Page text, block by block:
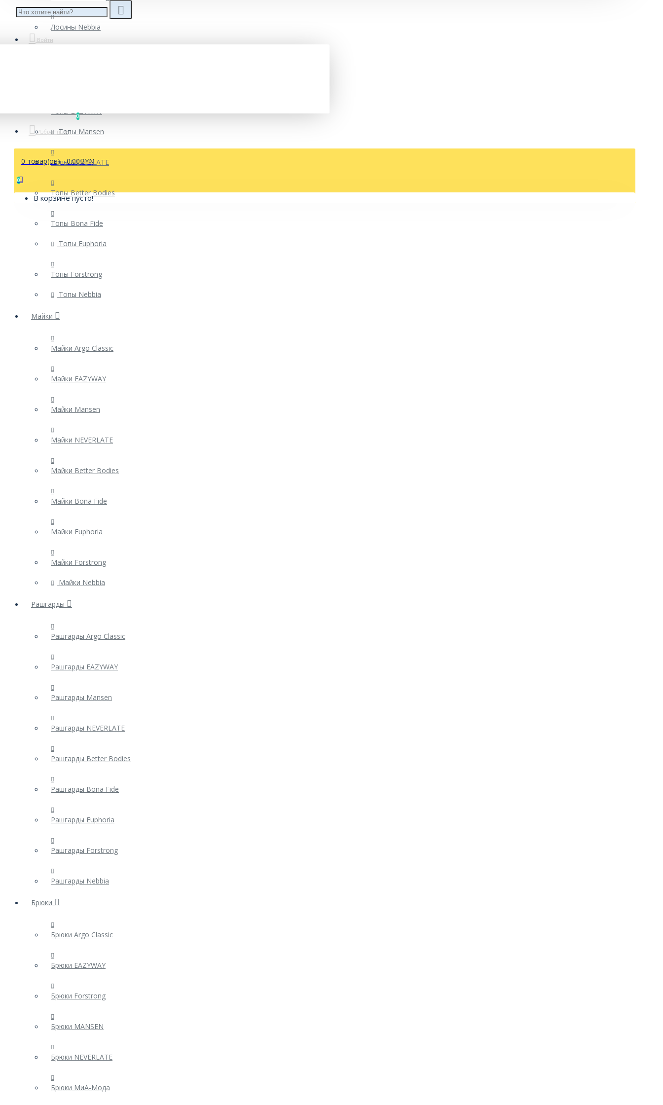
Майки
Толстовки, худи
Фитнес-резинки
Войти
Избранные
0
0 товар(ов) - 0.00BYN
0
В корзине пусто!
Лосины Nebbia
Топы EAZYWAY
Топы Mansen
Топы NEVERLATE
Топы Better Bodies
Топы Bona Fide
Топы Euphoria
Топы Forstrong
Топы Nebbia
Майки
Майки Argo Classic
Майки EAZYWAY
Майки Mansen
Майки NEVERLATE
Майки Better Bodies
Майки Bona Fide
Майки Euphoria
Майки Forstrong
Майки Nebbia
Рашгарды
Рашгарды Argo Classic
Рашгарды EAZYWAY
Рашгарды Mansen
Рашгарды NEVERLATE
Рашгарды Better Bodies
Рашгарды Bona Fide
Рашгарды Euphoria
Рашгарды Forstrong
Рашгарды Nebbia
Брюки
Брюки Argo Classic
Брюки EAZYWAY
Брюки Forstrong
Брюки MANSEN
Брюки NEVERLATE
Брюки МиА-Мода